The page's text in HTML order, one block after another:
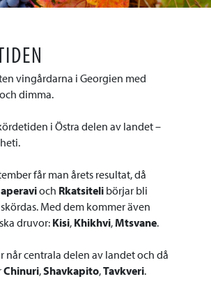
vingårdarna i Georgien med
dimma.
i Östra delen av landet –
får man årets resultat, då
och Rkatsiteli börjar bli
Med dem kommer även
druvor:Kisi, Khikhvi,Mtsvane.
når centrala delen av landet och då
Chinuri,Shavkapito,Tavkveri.